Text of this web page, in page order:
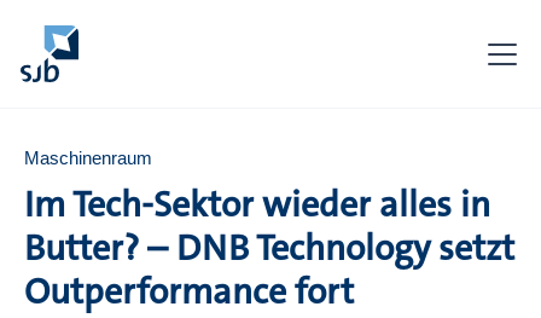
Maschinenraum
Im Tech-Sektor wieder alles in
Butter? – DNB Technology setzt
Outperformance fort